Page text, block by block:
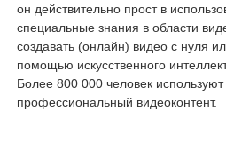
он действительно прост в
специальные знания в области
создавать (онлайн) видео с нуля
помощью искусственного
Более 800 000 человек
профессиональный видеоконтент.